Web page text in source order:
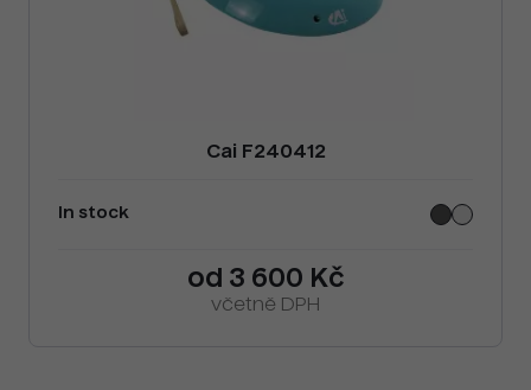
Cai F240412
In stock
od 3 600 Kč
včetně DPH